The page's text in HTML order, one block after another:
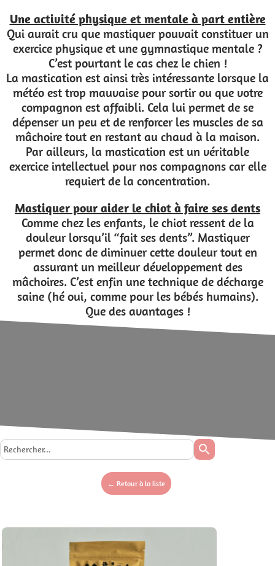
Une activité physique et mentale à part entière
Qui aurait cru que mastiquer pouvait constituer un
exercice physique et une gymnastique mentale ?
C’est pourtant le cas chez le chien !
La mastication est ainsi très intéressante lorsque la
météo est trop mauvaise pour sortir ou que votre
compagnon est affaibli. Cela lui permet de se
dépenser un peu et de renforcer les muscles de sa
mâchoire tout en restant au chaud à la maison.
Par ailleurs, la mastication est un véritable
exercice intellectuel pour nos compagnons car elle
requiert de la concentration.
Mastiquer pour aider le chiot à faire ses dents
Comme chez les enfants, le chiot ressent de la
douleur lorsqu’il “fait ses dents”. Mastiquer
permet donc de diminuer cette douleur tout en
assurant un meilleur développement des
mâchoires. C’est enfin une technique de décharge
saine (hé oui, comme pour les bébés humains).
Que des avantages !
search
← Retour à la liste